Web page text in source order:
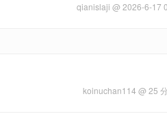
qianislaji @ 2026-6-17
koinuchan114 @25